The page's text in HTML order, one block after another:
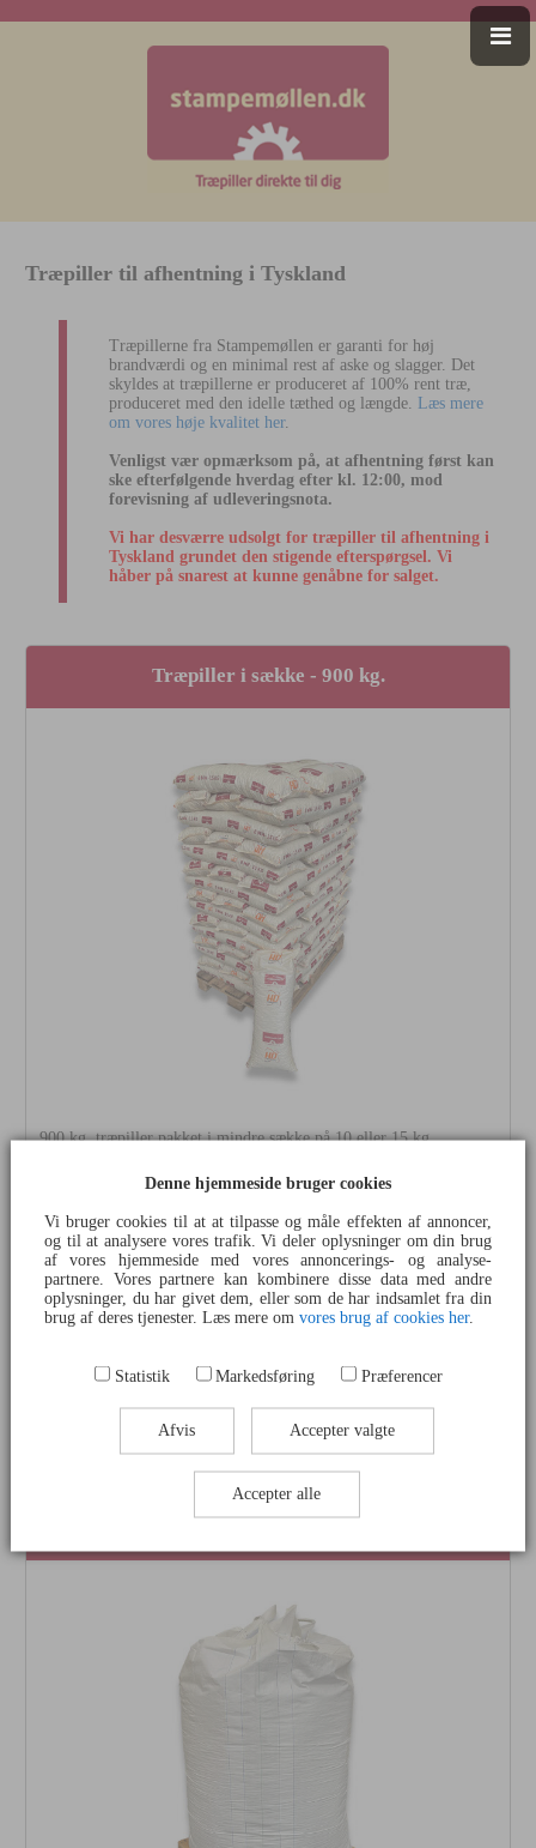
Træpiller til afhentning i Tyskland
Træpillerne fra Stampemøllen er garanti for høj
brandværdi og en minimal rest af aske og slagger. Det
skyldes at træpillerne er produceret af 100% rent træ,
produceret med den idelle tæthed og længde. Læs mere
om vores høje kvalitet her.
Venligst vær opmærksom på, at afhentning først kan
ske efterfølgende hverdag efter kl. 12:00, mod
forevisning af udleveringsnota.
Vi har desværre udsolgt for træpiller til afhentning i
Tyskland grundet den stigende efterspørgsel. Vi
håber på snarest at kunne genåbne for salget.
Træpiller i sække - 900 kg.
900 kg. træpiller pakket i mindre sække på 10 eller 15 kg.
palle. Køb ekstra og vær beredt -kun kr. ~2,74 pr. kilo
Vælg størrelse og antal
(DKK 2307,48 + 7% moms)
Lagerstatus: Udsolgt
Denne hjemmeside bruger cookies
Vi bruger cookies til at at tilpasse og måle effekten af annoncer,
og til at analysere vores trafik. Vi deler oplysninger om din brug
af vores hjemmeside med vores annoncerings- og analyse-
partnere. Vores partnere kan kombinere disse data med andre
oplysninger, du har givet dem, eller som de har indsamlet fra din
brug af deres tjenester. Læs mere om vores brug af cookies her.
Statistik Markedsføring Præferencer
Afvis Accepter valgte
Accepter alle